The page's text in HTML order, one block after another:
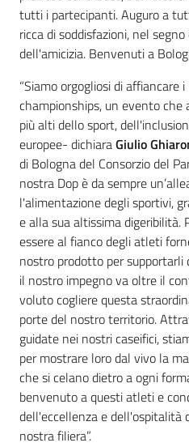
tutti i partecipanti. Auguro a
ricca di soddisfazioni, nel
dell'amicizia. Benvenuti a
“Siamo orgogliosi di
championships, un evento
più alti dello sport,
europee- dichiaraGiulio
di Bologna del Consorzio del
nostra Dop è da sempre
l'alimentazione degli sportivi,
e alla sua altissima digeribilità.
essere al fianco degli atleti
nostro prodotto per
il nostro impegno va oltre il
voluto cogliere questa
porte del nostro territorio.
guidate nei nostri caseifici,
per mostrare loro dal vivo la
che si celano dietro a ogni
benvenuto a questi atleti e
dell'eccellenza e dell'ospitalità
nostra filiera”.